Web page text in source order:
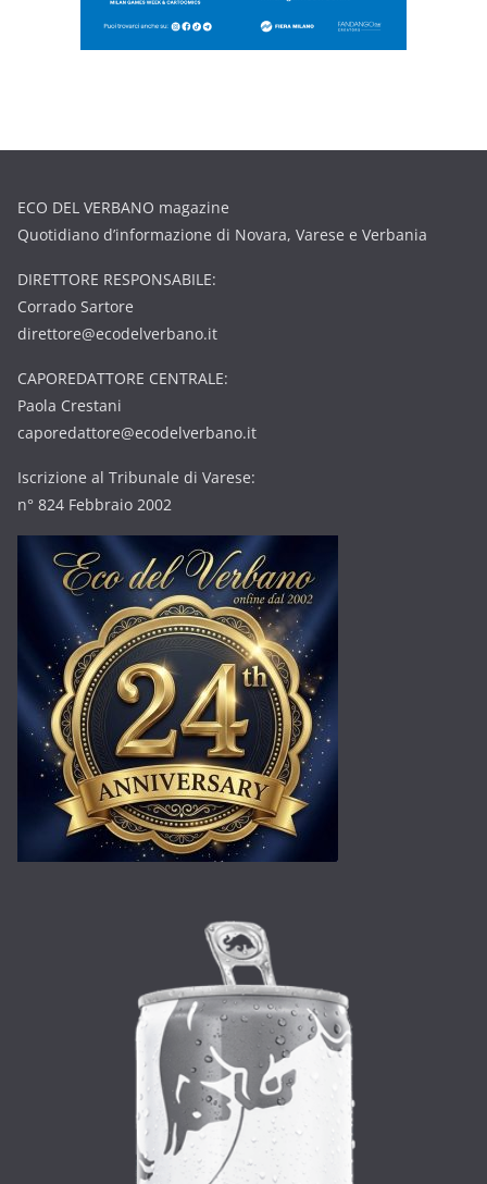
ECO DEL VERBANO magazine
Quotidiano d’informazione di Novara, Varese e Verbania
DIRETTORE RESPONSABILE:
Corrado Sartore
direttore@ecodelverbano.it
CAPOREDATTORE CENTRALE:
Paola Crestani
caporedattore@ecodelverbano.it
Iscrizione al Tribunale di Varese:
n° 824 Febbraio 2002